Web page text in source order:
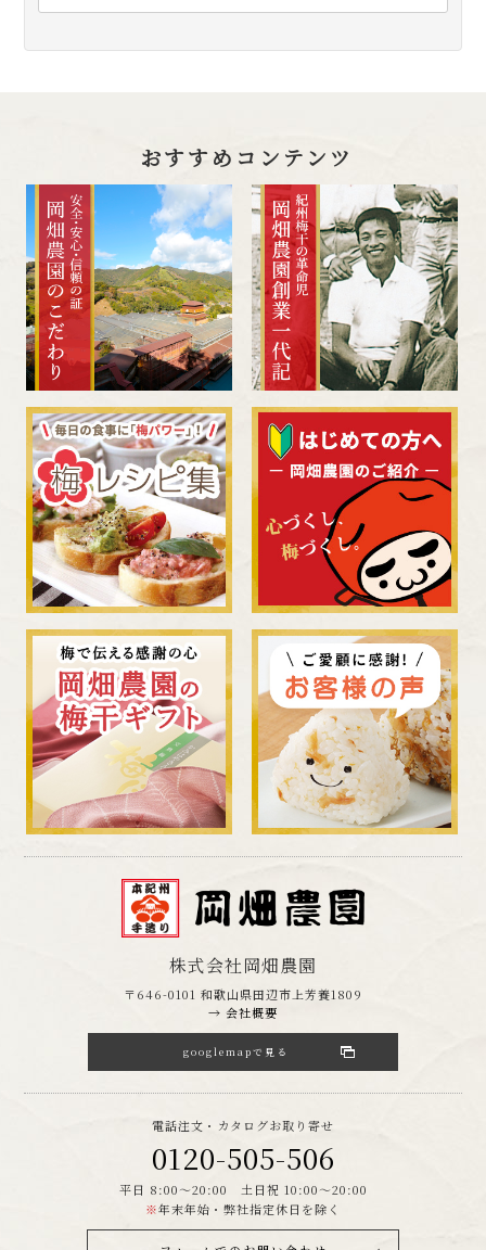
おすすめコンテンツ
株式会社岡畑農園
〒646-0101 和歌山県田辺市上芳養1809
→ 会社概要
googlemapで見る
電話注文・カタログお取り寄せ
0120-505-506
平日 8:00～20:00 土日祝 10:00～20:00
※年末年始・弊社指定休日を除く